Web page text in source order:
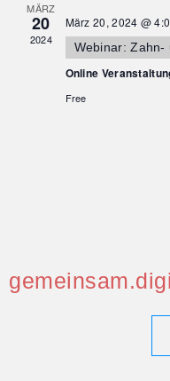
MÄRZ
20
2024
März 20, 2024 @
Webinar: Zahn-
Online
Free